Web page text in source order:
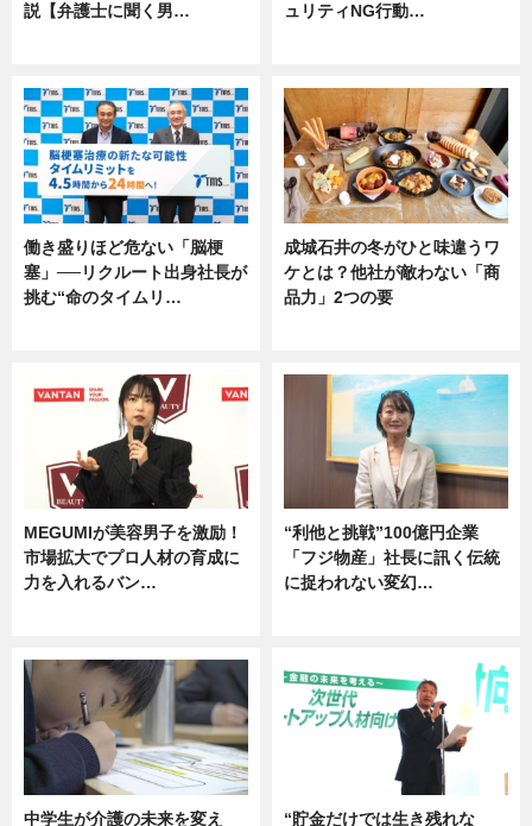
説【弁護士に聞く男…
ュリティNG行動…
働き盛りほど危ない「脳梗
塞」──リクルート出身社長が
挑む“命のタイムリ…
成城石井の冬がひと味違うワ
ケとは？他社が敵わない「商
品力」2つの要
MEGUMIが美容男子を激励！
市場拡大でプロ人材の育成に
力を入れるバン…
“利他と挑戦”100億円企業
「フジ物産」社長に訊く伝統
に捉われない変幻…
中学生が介護の未来を変え “貯金だけでは生き残れな